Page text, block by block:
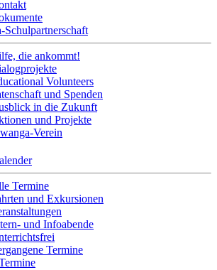
Schulpartnerschaft
die ankommt!
Volunteers
und Spenden
in die Zukunft
und Projekte
Verein
Termine
und Exkursionen
und Infoabende
Termine